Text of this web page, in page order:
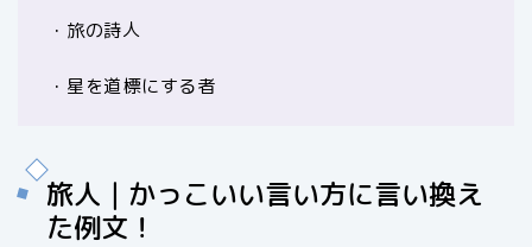
・旅の詩人
・星を道標にする者
旅人｜かっこいい言い方に言い換え
た例文！